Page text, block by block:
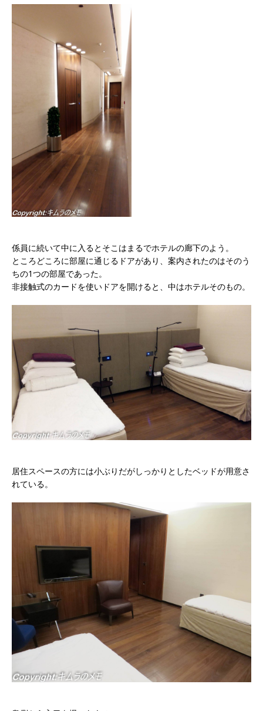
係員に続いて中に入るとそこはまるでホテルの廊下のよう。
ところどころに部屋に通じるドアがあり、案内されたのはそのう
ちの1つの部屋であった。
非接触式のカードを使いドアを開けると、中はホテルそのもの。
居住スペースの方には小ぶりだがしっかりとしたベッドが用意さ
れている。